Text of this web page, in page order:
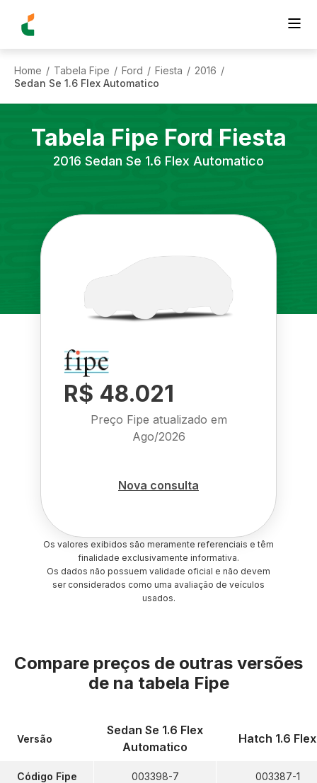
Home / Tabela Fipe / Ford / Fiesta / 2016 /
Sedan Se 1.6 Flex Automatico
Tabela Fipe Ford Fiesta
2016 Sedan Se 1.6 Flex Automatico
R$ 48.021
Preço Fipe atualizado em
Ago/2026
Nova consulta
Os valores exibidos são meramente referenciais e têm
finalidade exclusivamente informativa.
Os dados não possuem validade oficial e não devem
ser considerados como uma avaliação de veículos
usados.
Compare preços de outras versões
de na tabela Fipe
Versão
Código Fipe
Sedan Se 1.6 Flex
Automatico
003398-7
Hatch 1.6 Flex
003387-1